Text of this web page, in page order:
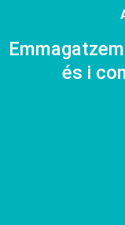
és i